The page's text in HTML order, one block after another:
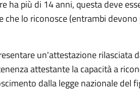
ha più di 14 anni, questa deve
che lo riconosce (entrambi
un'attestazione rilasciata
attestante la capacità a
dalla legge nazionale del